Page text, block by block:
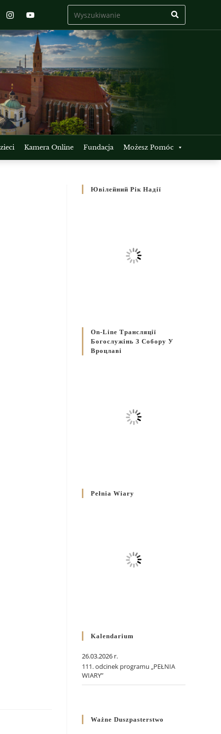
Kamera Online Fundacja Możesz Pomóc
Ювілейний Рік Надії
On-Line Трансляції
Богослужінь З Собору У
Вроцлаві
Pełnia Wiary
Kalendarium
26.03.2026 r.
111. odcinek programu „PEŁNIA
WIARY”
Ważne Duszpasterstwo